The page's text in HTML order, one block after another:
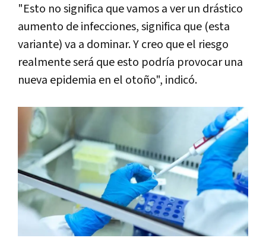
"Esto no significa que vamos a ver un drástico
aumento de infecciones, significa que (esta
variante) va a dominar. Y creo que el riesgo
realmente será que esto podría provocar una
nueva epidemia en el otoño", indicó.